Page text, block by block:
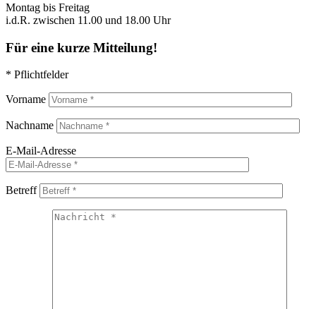
Montag bis Freitag
i.d.R. zwischen 11.00 und 18.00 Uhr
Für eine kurze Mitteilung!
* Pflichtfelder
Vorname
Nachname
E-Mail-Adresse
Betreff